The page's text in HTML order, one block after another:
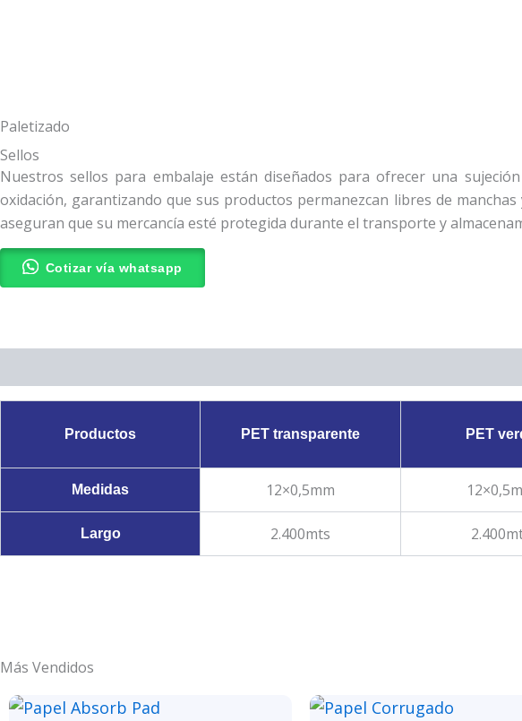
Paletizado
Sellos
Nuestros sellos para embalaje están diseñados para ofrecer una
oxidación, garantizando que sus productos permanezcan libres de
aseguran que su mercancía esté protegida durante el transporte y
Cotizar vía whatsapp
Productos PET transparente PET
Medidas 12×0,5mm
Largo 2.400mts
Más Vendidos